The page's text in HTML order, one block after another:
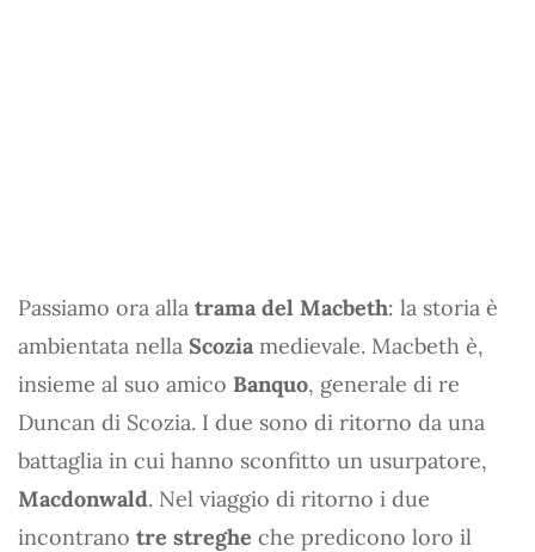
Passiamo ora alla trama del Macbeth: la storia è
ambientata nella Scozia medievale. Macbeth è,
insieme al suo amico Banquo, generale di re
Duncan di Scozia. I due sono di ritorno da una
battaglia in cui hanno sconfitto un usurpatore,
Macdonwald. Nel viaggio di ritorno i due
incontrano tre streghe che predicono loro il